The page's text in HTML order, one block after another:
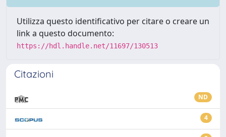
Utilizza questo identificativo per citare o creare un
link a questo documento:
https://hdl.handle.net/11697/130513
Citazioni
ND
4